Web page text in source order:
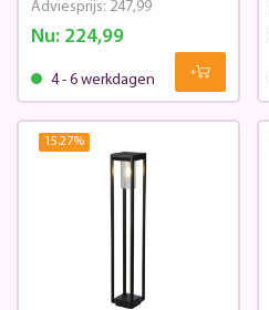
Nu:224,99
Adviesprijs: 247,99
4 - 6 werkdagen
15.27%